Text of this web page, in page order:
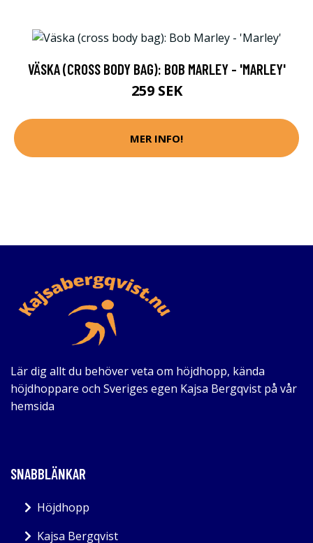
VÄSKA (CROSS BODY BAG): BOB MARLEY - 'MARLEY'
259 SEK
MER INFO!
Lär dig allt du behöver veta om höjdhopp, kända
höjdhoppare och Sveriges egen Kajsa Bergqvist på vår
hemsida
SNABBLÄNKAR
Höjdhopp
Kajsa Bergqvist